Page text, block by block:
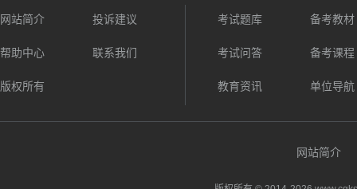
网站简介 投诉建议
帮助中心 联系我们
版权所有
考试题库 备考教材
考试问答 备考课程
教育资讯 单位导航
网站简介